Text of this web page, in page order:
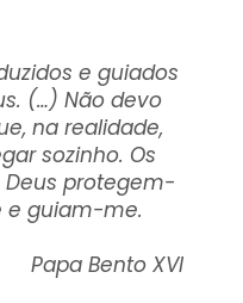
e guiados
(…) Não devo
na realidade,
sozinho. Os
protegem-
guiam-me.
Papa Bento XVI